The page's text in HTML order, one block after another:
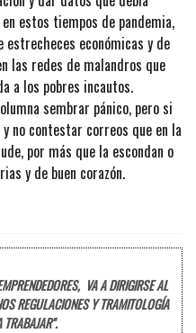
estos tiempos de pandemia,
económicas y de
las redes de malandros que
a los pobres incautos.
sembrar pánico, pero si
no contestar correos que en la
por más que la escondan o
y de buen corazón.
VA A DIRIGIRSE AL
REGULACIONES Y TRAMITOLOGÍA
TRABAJAR".